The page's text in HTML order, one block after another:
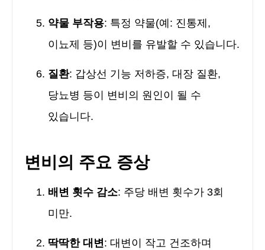
약물 부작용: 특정 약물(예: 진통제,
이뇨제 등)이 변비를 유발할 수 있습니다.
질환: 갑상선 기능 저하증, 대장 질환,
당뇨병 등이 변비의 원인이 될 수
있습니다.
변비의 주요 증상
배변 횟수 감소: 주당 배변 횟수가 3회
미만.
딱딱한 대변: 대변이 작고 건조하며